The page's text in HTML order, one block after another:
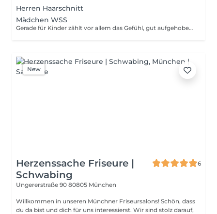
Herren Haarschnitt
Mädchen WSS
Gerade für Kinder zählt vor allem das Gefühl, gut aufgehoben zu sein. Mit Ruhe, Geduld und einem offenen Umgang sorgen wir dafür, dass der Besuch zu einer positiven Erfahrung wird. Wir nehmen uns Zeit, erklären die einzelnen Schritte und gehen auf die Bedürfnisse unserer kleinen Kund:innen ein. Der Kinderhaarschnitt gilt für Kinder bis 12 Jahre. Kurz = bis Ohrlänge Mittel = bis Schulter Lang = unterhalb der Schulter
New
Herzenssache Friseure |
Schwabing
6
Ungererstraße 90 80805 München
Willkommen in unseren Münchner Friseursalons! Schön, dass
du da bist und dich für uns interessierst. Wir sind stolz darauf,